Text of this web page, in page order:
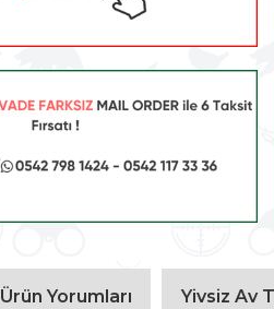
Ürün Yorumları Yivsiz Av